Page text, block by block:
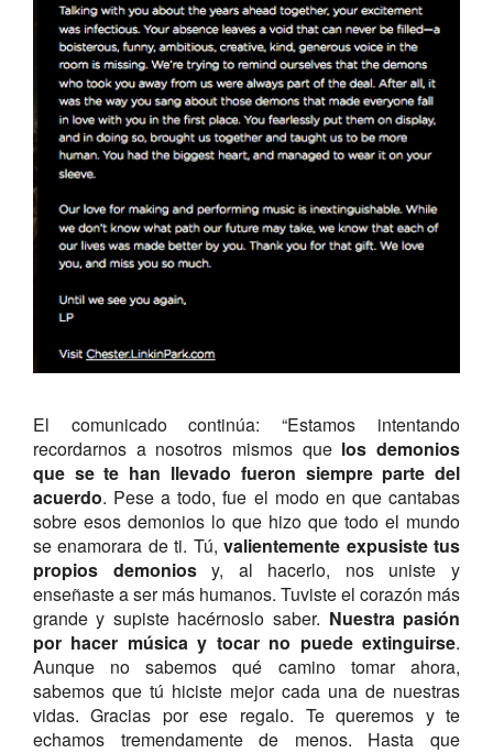
El comunicado continúa: “Estamos intentando
recordarnos a nosotros mismos que los demonios
que se te han llevado fueron siempre parte del
acuerdo. Pese a todo, fue el modo en que cantabas
sobre esos demonios lo que hizo que todo el mundo
se enamorara de ti. Tú,valientemente expusiste tus
propios demoniosy, al hacerlo, nos uniste y
enseñaste a ser más humanos. Tuviste el corazón más
grande y supiste hacérnoslo saber. Nuestra pasión
por hacer música y tocar no puede extinguirse.
Aunque no sabemos qué camino tomar ahora,
sabemos que tú hiciste mejor cada una de nuestras
vidas. Gracias por ese regalo. Te queremos y te
echamos tremendamente de menos. Hasta que